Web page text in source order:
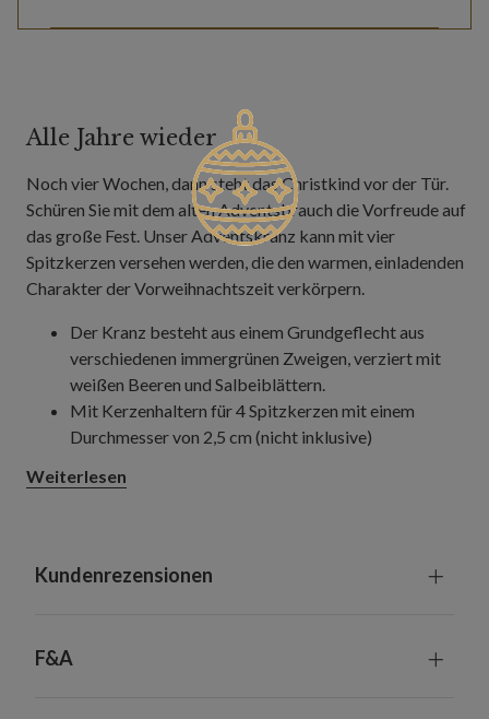
Alle Jahre wieder
Noch vier Wochen, dann steht das Christkind vor der Tür.
Schüren Sie mit dem alten Adventsbrauch die Vorfreude auf
das große Fest. Unser Adventskranz kann mit vier
Spitzkerzen versehen werden, die den warmen, einladenden
Charakter der Vorweihnachtszeit verkörpern.
Der Kranz besteht aus einem Grundgeflecht aus
verschiedenen immergrünen Zweigen, verziert mit
weißen Beeren und Salbeiblättern.
Mit Kerzenhaltern für 4 Spitzkerzen mit einem
Durchmesser von 2,5 cm (nicht inklusive)
Außenbereiche
Weiterlesen
Kundenrezensionen
F&A